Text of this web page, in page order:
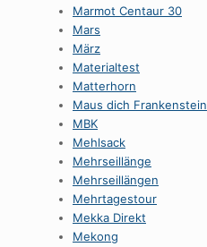
Marmot Centaur 30
Mars
März
Materialtest
Matterhorn
Maus dich Frankenstein
MBK
Mehlsack
Mehrseillänge
Mehrseillängen
Mehrtagestour
Mekka Direkt
Mekong